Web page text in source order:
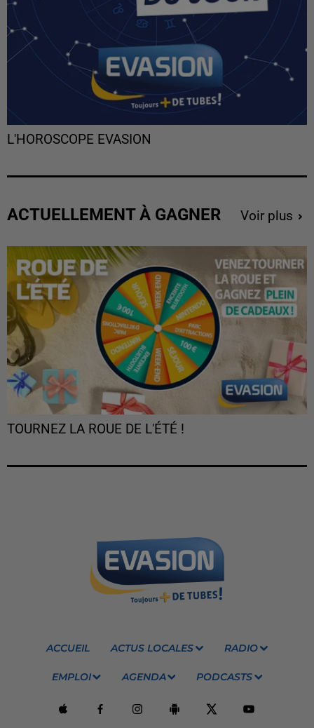
L'HOROSCOPE EVASION
ACTUELLEMENT À GAGNER Voir plus
TOURNEZ LA ROUE DE L'ÉTÉ !
ACCUEIL ACTUS LOCALES RADIO
EMPLOI AGENDA PODCASTS